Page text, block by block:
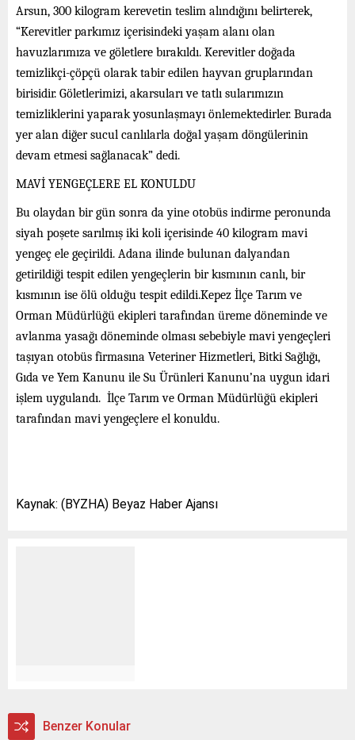
Arsun, 300 kilogram kerevetin teslim alındığını belirterek,
“Kerevitler parkımız içerisindeki yaşam alanı olan
havuzlarımıza ve göletlere bırakıldı. Kerevitler doğada
temizlikçi-çöpçü olarak tabir edilen hayvan gruplarından
birisidir. Göletlerimizi, akarsuları ve tatlı sularımızın
temizliklerini yaparak yosunlaşmayı önlemektedirler. Burada
yer alan diğer sucul canlılarla doğal yaşam döngülerinin
devam etmesi sağlanacak” dedi.
MAVİ YENGEÇLERE EL KONULDU
Bu olaydan bir gün sonra da yine otobüs indirme peronunda
siyah poşete sarılmış iki koli içerisinde 40 kilogram mavi
yengeç ele geçirildi. Adana ilinde bulunan dalyandan
getirildiği tespit edilen yengeçlerin bir kısmının canlı, bir
kısmının ise ölü olduğu tespit edildi.Kepez İlçe Tarım ve
Orman Müdürlüğü ekipleri tarafından üreme döneminde ve
avlanma yasağı döneminde olması sebebiyle mavi yengeçleri
taşıyan otobüs firmasına Veteriner Hizmetleri, Bitki Sağlığı,
Gıda ve Yem Kanunu ile Su Ürünleri Kanunu’na uygun idari
işlem uygulandı. İlçe Tarım ve Orman Müdürlüğü ekipleri
tarafından mavi yengeçlere el konuldu.
Kaynak: (BYZHA) Beyaz Haber Ajansı
Benzer Konular